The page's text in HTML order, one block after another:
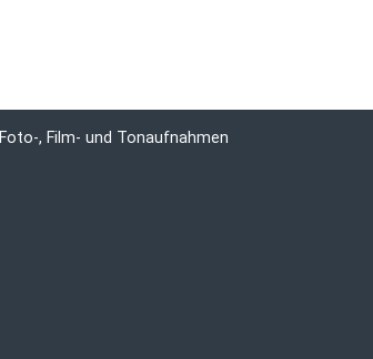
Foto-, Film- und Tonaufnahmen